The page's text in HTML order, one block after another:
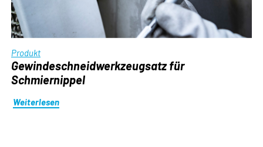
Produkt
Gewindeschneidwerkzeugsatz für
Schmiernippel
Weiterlesen